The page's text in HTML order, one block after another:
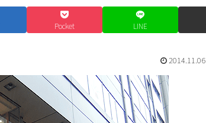
Pocket LINE
2014.11.06